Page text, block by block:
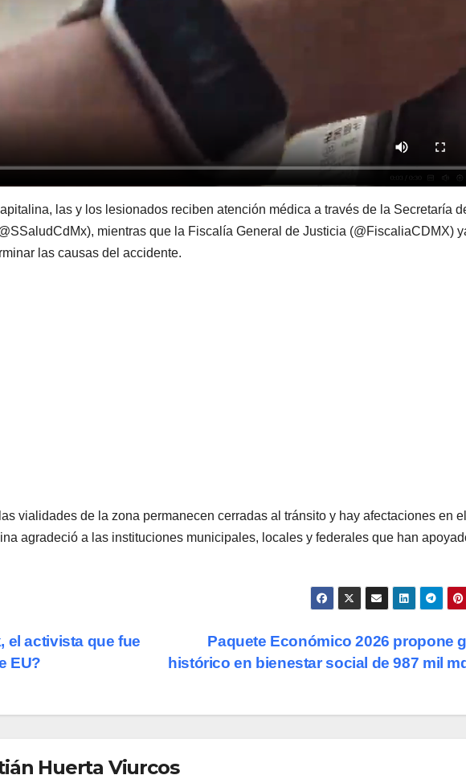
las y los lesionados reciben atención médica a través de la Secretaría
mientras que la Fiscalía General de Justicia (@FiscaliaCDMX)
las causas del accidente.
vialidades de la zona permanecen cerradas al tránsito y hay afectaciones en el
agradeció a las instituciones municipales, locales y federales que han
Paquete Económico 2026 propone
histórico en bienestar social de 987 mil
el activista que fue
EU?
Huerta Viurcos